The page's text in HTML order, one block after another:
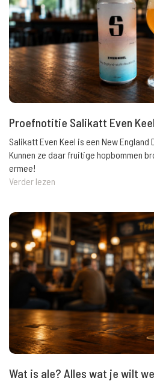
Proefnotitie Salikatt Even Keel
Salikatt Even Keel is een New England
Kunnen ze daar fruitige hopbommen
ermee!
Verder lezen
Wat is ale? Alles wat je wilt